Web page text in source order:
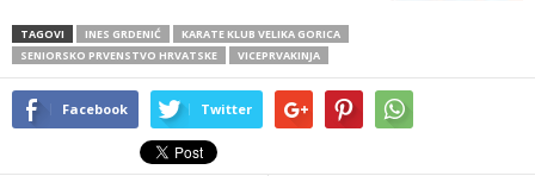
TAGOVI INES GRDENIĆ
KARATE KLUB VELIKA GORICA
SENIORSKO PRVENSTVO HRVATSKE
VICEPRVAKINJA
Facebook Twitter